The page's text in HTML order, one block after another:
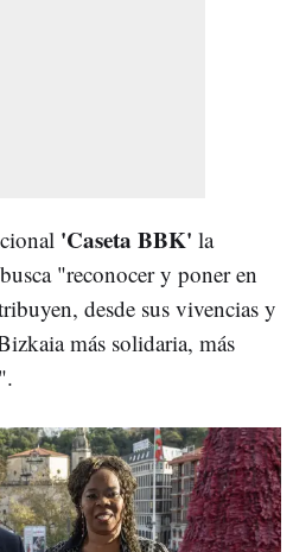
'Caseta BBK' la
"reconocer y poner en
desde sus vivencias y
más solidaria, más